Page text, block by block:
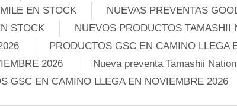
EN STOCK
NUEVAS PREVENTAS
STOCK
NUEVOS PRODUCTOS TAMASHII
PRODUCTOS GSC EN CAMINO LLEGA
2026
Nueva preventa Tamashii
GSC EN CAMINO LLEGA EN NOVIEMBRE 2026